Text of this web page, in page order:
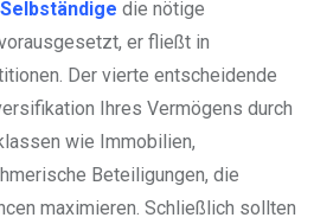
die nötige
er fließt in
Der vierte entscheidende
Ihres Vermögens durch
wie Immobilien,
Beteiligungen, die
maximieren. Schließlich sollten